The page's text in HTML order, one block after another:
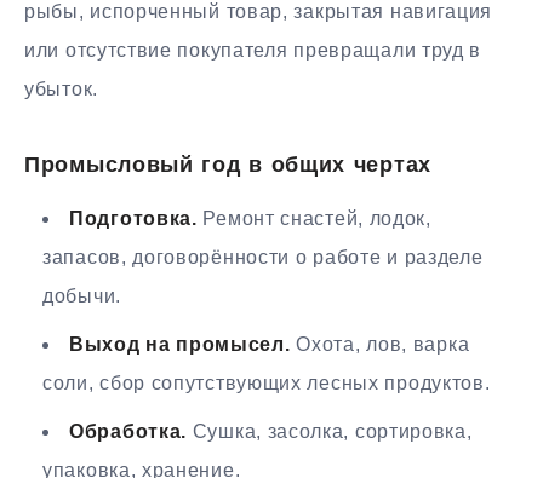
рыбы, испорченный товар, закрытая навигация
или отсутствие покупателя превращали труд в
убыток.
Промысловый год в общих чертах
Подготовка. Ремонт снастей, лодок,
запасов, договорённости о работе и разделе
добычи.
Выход на промысел. Охота, лов, варка
соли, сбор сопутствующих лесных продуктов.
Обработка. Сушка, засолка, сортировка,
упаковка, хранение.